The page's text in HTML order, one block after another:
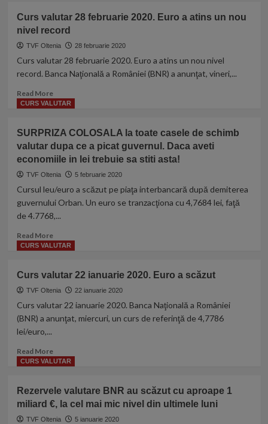
Record
de
pacienți
ATI
VALUTAR
BNR
15
APRILIE
STAREA
URGENȚĂ
VALUTARĂ.
CÂȚI
LEI
COSTĂ
1
EURO
Curs valutar 28 februarie 2020. Euro a atins un nou
nivel record
TVF Oltenia 28 februarie 2020
Curs valutar 28 februarie 2020. Euro a atins un nou nivel
record. Banca Naţională a României (BNR) a anunţat, vineri,...
Read MoreRead
more
valutar
28
februarie
2020.
a
atins
un
nivel
record
CURS VALUTAR
SURPRIZA COLOSALA la toate casele de schimb
valutar dupa ce a picat guvernul. Daca aveti
economiile in lei trebuie sa stiti asta!
TVF Oltenia 5 februarie 2020
Cursul leu/euro a scăzut pe piaţa interbancară după demiterea
guvernului Orban. Un euro se tranzacţiona cu 4,7684 lei, faţă
de 4.7768,...
Read MoreRead
more
COLOSALA
la
toate
dupa
picat
guvernul.
Daca
CURS VALUTAR
Curs valutar 22 ianuarie 2020. Euro a scăzut
TVF Oltenia 22 ianuarie 2020
Curs valutar 22 ianuarie 2020. Banca Naţională a României
(BNR) a anunţat, miercuri, un curs de referinţă de 4,7786
lei/euro,...
Read MoreRead
more
valutar
22
ianuarie
CURS VALUTAR
Rezervele valutare BNR au scăzut cu aproape 1
miliard €, la cel mai mic nivel din ultimele luni
TVF Oltenia 5 ianuarie 2020